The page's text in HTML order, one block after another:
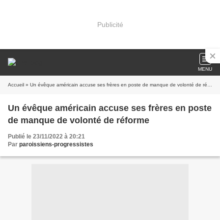
Publicité
MENU
Accueil » Un évêque américain accuse ses frères en poste de manque de volonté de réforme
Un évêque américain accuse ses frères en poste
de manque de volonté de réforme
Publié le 23/11/2022 à 20:21
Par paroissiens-progressistes